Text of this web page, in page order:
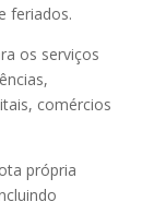
feriados.
os serviços
comércios
própria